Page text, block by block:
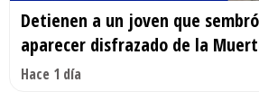
Detienen a un joven que
aparecer disfrazado de la
Hace 1 día